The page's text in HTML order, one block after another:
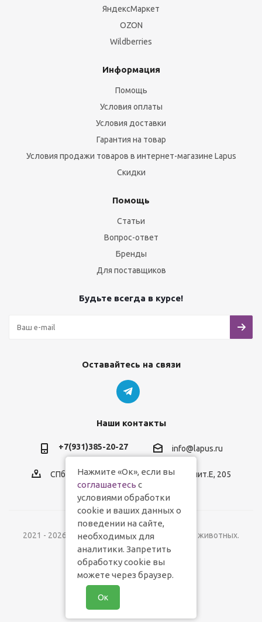
ЯндексМаркет
OZON
Wildberries
Информация
Помощь
Условия оплаты
Условия доставки
Гарантия на товар
Условия продажи товаров в интернет-магазине Lapus
Скидки
Помощь
Статьи
Вопрос-ответ
Бренды
Для поставщиков
Будьте всегда в курсе!
Оставайтесь на связи
Наши контакты
+7(931)385-20-27 info@lapus.ru
СПб, пр.Обуховской Обороны, д.116, лит.Е, 205
2021 - 2026 © Lapus.ru - магазин товаров для животных.
Нажмите «Ок», если вы
соглашаетесь с
условиями обработки
cookie и ваших данных о
поведении на сайте,
необходимых для
аналитики. Запретить
обработку cookie вы
можете через браузер.
Ок